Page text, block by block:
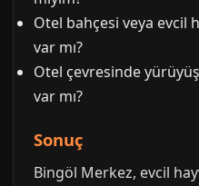
Otel bahçesi veya evcil
var mı?
Otel çevresinde
var mı?
Sonuç
Bingöl Merkez, evcil